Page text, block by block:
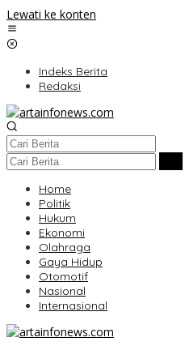
Lewati ke konten
Indeks Berita
Redaksi
Home
Politik
Hukum
Ekonomi
Olahraga
Gaya Hidup
Otomotif
Nasional
Internasional